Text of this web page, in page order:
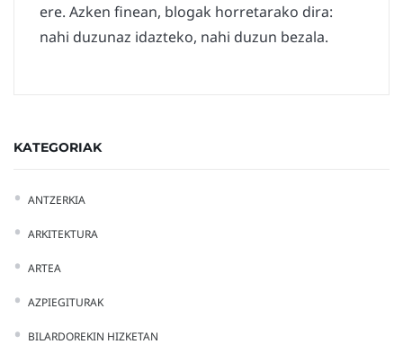
ere. Azken finean, blogak horretarako dira:
nahi duzunaz idazteko, nahi duzun bezala.
KATEGORIAK
ANTZERKIA
ARKITEKTURA
ARTEA
AZPIEGITURAK
BILARDOREKIN HIZKETAN